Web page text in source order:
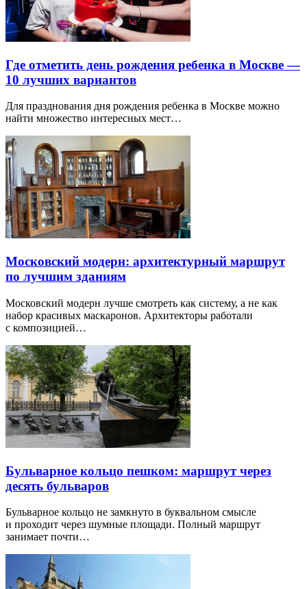
Где отметить день рождения ребенка в Москве —
10 лучших вариантов
Для празднования дня рождения ребенка в Москве можно
найти множество интересных мест…
Московский модерн: архитектурный маршрут
по лучшим зданиям
Московский модерн лучше смотреть как систему, а не как
набор красивых маскаронов. Архитекторы работали
с композицией…
Бульварное кольцо пешком: маршрут через
десять бульваров
Бульварное кольцо не замкнуто в буквальном смысле
и проходит через шумные площади. Полный маршрут
занимает почти…